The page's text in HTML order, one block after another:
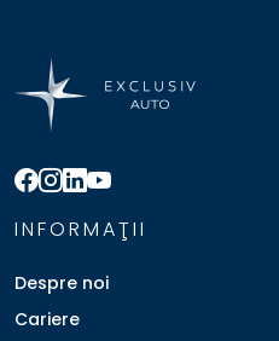
INFORMAŢII
Despre noi
Cariere